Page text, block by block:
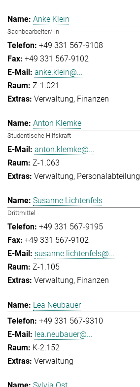
Anke Klein
Sachbearbeiter/-in
+49 331 567-9108
+49 331 567-9102
anke.klein@...
Z-1.021
Verwaltung Finanzen
Anton Klemke
Studentische Hilfskraft
anton.klemke@...
Z-1.063
Verwaltung Personalabteilung
Susanne Lichtenfels
Drittmittel
+49 331 567-9195
+49 331 567-9102
susanne.lichtenfels@...
Z-1.105
Verwaltung Finanzen
Lea Neubauer
+49 331 567-9310
lea.neubauer@...
K-2.152
Verwaltung